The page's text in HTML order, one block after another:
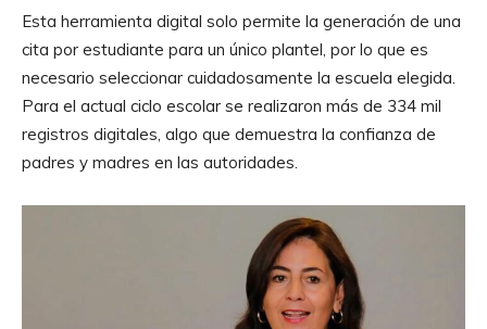
Esta herramienta digital solo permite la generación de una
cita por estudiante para un único plantel, por lo que es
necesario seleccionar cuidadosamente la escuela elegida.
Para el actual ciclo escolar se realizaron más de 334 mil
registros digitales, algo que demuestra la confianza de
padres y madres en las autoridades.